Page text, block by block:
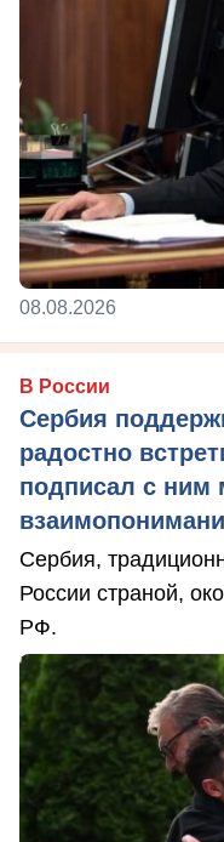
08.08.2026
В России
Сербия
радостно
подписал с ним
Сербия,
России страной,
РФ.